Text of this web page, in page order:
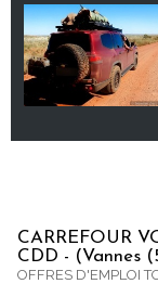
CARREFOUR
CDD - (Vannes
OFFRES D'EMPLOI